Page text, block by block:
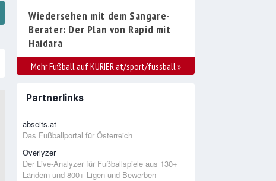
Wiedersehen mit dem Sangare-
Berater: Der Plan von Rapid mit
Haidara
Mehr Fußball auf KURIER.at/sport/fussball »
Partnerlinks
abseits.at
Das Fußballportal für Österreich
Overlyzer
Der Live-Analyzer für Fußballspiele aus 130+
Ländern und 800+ Ligen und Bewerben